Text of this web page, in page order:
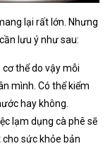
lại rất lớn. Nhưng
lưu ý như sau:
thể do vậy mỗi
mình. Có thể kiểm
hay không.
lạm dụng cà phê sẽ
sức khỏe bản